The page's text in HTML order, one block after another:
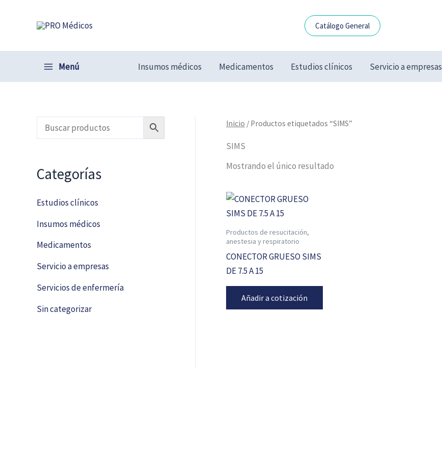
Catálogo General
Menú Insumos médicos Medicamentos Estudios clínicos Servicio a empresas
Categorías
Estudios clínicos
Insumos médicos
Medicamentos
Servicio a empresas
Servicios de enfermería
Sin categorizar
Inicio / Productos etiquetados “SIMS”
SIMS
Mostrando el único resultado
Productos de resucitación,
anestesia y respiratorio
CONECTOR GRUESO SIMS
DE 7.5 A 15
Añadir a cotización